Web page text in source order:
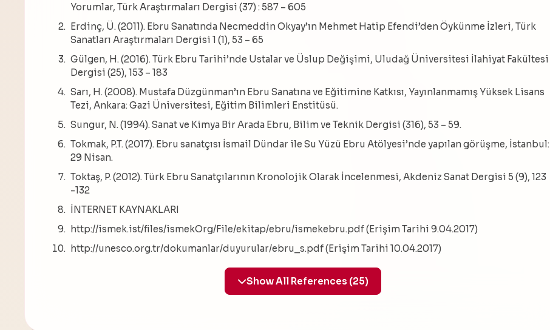
Yorumlar, Türk Araştırmaları Dergisi (37) : 587 – 605
Erdinç, Ü. (2011). Ebru Sanatında Necmeddin Okyay’ın Mehmet Hatip Efendi’den Öykünme İzleri, Türk
Sanatları Araştırmaları Dergisi 1 (1), 53 – 65
Gülgen, H. (2016). Türk Ebru Tarihi’nde Ustalar ve Üslup Değişimi, Uludağ Üniversitesi İlahiyat Fakültesi
Dergisi (25), 153 – 183
Sarı, H. (2008). Mustafa Düzgünman’ın Ebru Sanatına ve Eğitimine Katkısı, Yayınlanmamış Yüksek Lisans
Tezi, Ankara: Gazi Üniversitesi, Eğitim Bilimleri Enstitüsü.
Sungur, N. (1994). Sanat ve Kimya Bir Arada Ebru, Bilim ve Teknik Dergisi (316), 53 – 59.
Tokmak, P.T. (2017). Ebru sanatçısı İsmail Dündar ile Su Yüzü Ebru Atölyesi’nde yapılan görüşme, İstanbul:
29 Nisan.
Toktaş, P. (2012). Türk Ebru Sanatçılarının Kronolojik Olarak İncelenmesi, Akdeniz Sanat Dergisi 5 (9), 123
-132
İNTERNET KAYNAKLARI
http://ismek.ist/files/ismekOrg/File/ekitap/ebru/ismekebru.pdf (Erişim Tarihi 9.04.2017)
http://unesco.org.tr/dokumanlar/duyurular/ebru_s.pdf (Erişim Tarihi 10.04.2017)
Show All References (25)